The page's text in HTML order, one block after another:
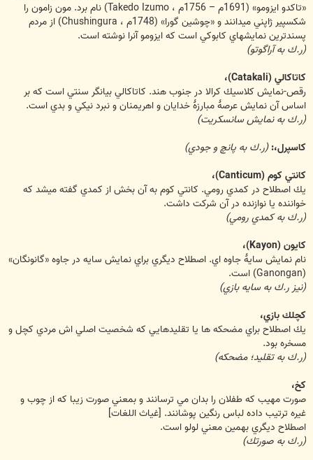
«تاكدو ايزومو» (1691م – 1756م ، Takedo Izumo) نام برد. مون زامون را
شكسپير ژاپني ميدانند و «چوشين گورا» (1748م ، Chushingura) از مردم
پسندترين نمايشهاي كابوكي است كه ايزومو آنرا نوشته است.
(ر.ك به آراگوتو)
كاتاكالي (Catakali)،
رقص-نمايش كلاسيك كرالا در جنوب هند. كاتاكالي بيانگر سنتي است كه بر
اساس آن نمايش عرصۀ مبارزۀ خدايان و اهريمنان و نبرد نيكي و بدي است.
(ر.ك به نمايش سانسكريت)
كاسپرل،: (ر.ك به پانچ و جودي)
كانتي كوم (Canticum)،
يك اصطلاح در كمدي رومي. كانتي كوم به آن بخش از كمدي گفته ميشد كه
خواننده يا نوازنده در آن شركت داشت.
(ر.ك به كمدي رومي)
كايون (Kayon)،
نام نمايش سايۀ جاوه اي. اصطلاح ديگري براي نمايش سايه در جاوه «گانونگان»
(Ganongan) است.
(نيز ر.ك به سايه بازي)
كچلك بازي،
يك اصطلاح براي مضحكه ها يا تقليدهايي كه شخصيت اصلي اش مردي كچل و
مسخره بود.
(ر.ك به تقليد؛ مضحكه)
كخ،
صورت مهيب كه طفلان را بدان مي ترسانند و بمعني صورت زيبا كه از چوب و
غيره ترتيب داده لباس رنگين پوشانند. [غياث اللغات]
اصطلاح ديگري بهمين معني لولو است.
(ر.ك به صورتك)